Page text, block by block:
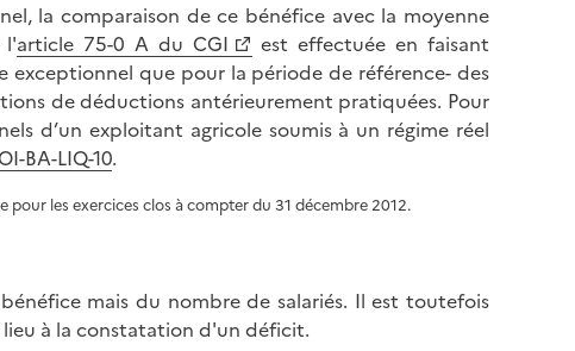
la comparaison de ce bénéfice avec la moyenne
l'article 75-0 A du CGI
est effectuée en faisant
que pour la période de référence- des
de déductions antérieurement pratiquées. Pour
d’un exploitant agricole soumis à un régime réel
BA-LIQ-10.
les exercices clos à compter du 31 décembre 2012.
mais du nombre de salariés. Il est toutefois
à la constatation d'un déficit.